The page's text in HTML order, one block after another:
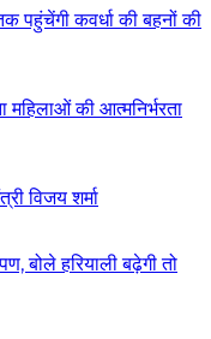
पहुंचेंगी कवर्धा की बहनों की
महिलाओं की आत्मनिर्भरता
विजय शर्मा
बोले हरियाली बढ़ेगी तो